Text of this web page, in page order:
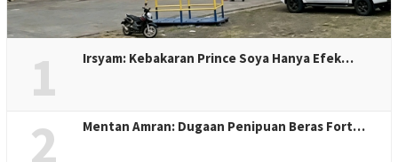
1 Irsyam: Kebakaran Prince Soya Hanya Efek…
2 Mentan Amran: Dugaan Penipuan Beras Fort…